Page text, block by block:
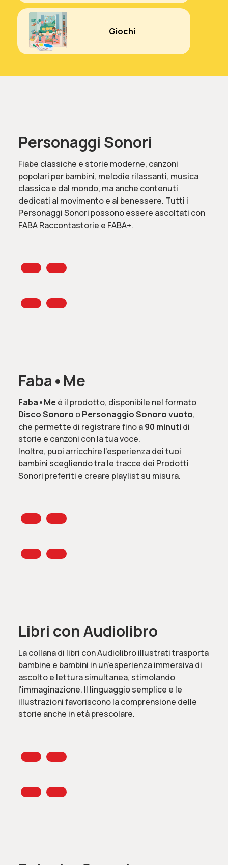
Giochi
Personaggi Sonori
Fiabe classiche e storie moderne, canzoni
popolari per bambini, melodie rilassanti, musica
classica e dal mondo, ma anche contenuti
dedicati al movimento e al benessere. Tutti i
Personaggi Sonori possono essere ascoltati con
FABA Raccontastorie e FABA+.
Faba•Me
Faba•Me è il prodotto, disponibile nel formato
Disco Sonoro oPersonaggio Sonorovuoto,
che permette di registrare fino a90 minuti di
storie e canzoni con la tua voce.
Inoltre, puoi arricchire l’esperienza dei tuoi
bambini scegliendo tra le tracce dei Prodotti
Sonori preferiti e creare playlist su misura.
Libri con Audiolibro
La collana di libri con Audiolibro illustrati trasporta
bambine e bambini in un'esperienza immersiva di
ascolto e lettura simultanea, stimolando
l'immaginazione. Il linguaggio semplice e le
illustrazioni favoriscono la comprensione delle
storie anche in età prescolare.